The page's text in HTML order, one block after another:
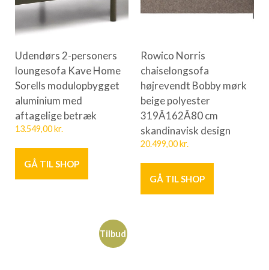
Udendørs 2-personers
loungesofa Kave Home
Sorells modulopbygget
aluminium med
aftagelige betræk
13.549,00kr.
GÅ TIL SHOP
Rowico Norris
chaiselongsofa
højrevendt Bobby mørk
beige polyester
319Ã162Ã80 cm
skandinavisk design
20.499,00kr.
GÅ TIL SHOP
Tilbud